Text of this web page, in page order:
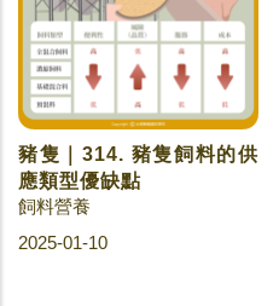
豬隻｜314. 豬隻飼料的供
應類型優缺點
飼料營養
2025-01-10